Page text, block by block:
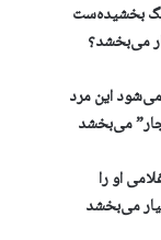
بخشیده‌ست
می‌بخشد؟
این مرد
می‌بخشد
او را
می‌بخشد